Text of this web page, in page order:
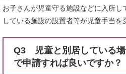
お子さんが児童守る施設などに入所
している施設の設置者等が児童手当を
Q3 児童と別居している場
で申請すれば良いですか？